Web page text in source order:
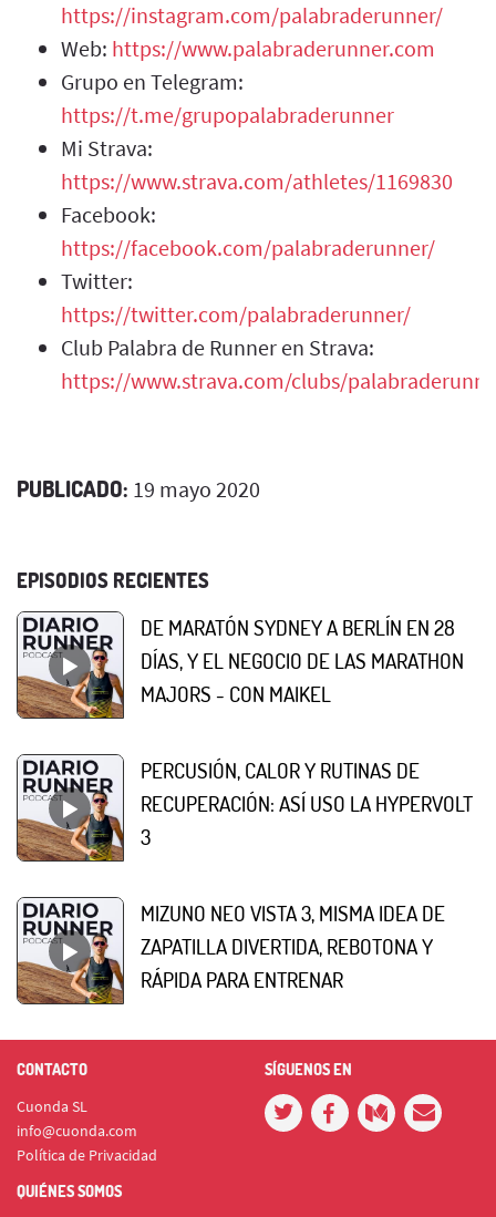
https://instagram.com/palabraderunner/
Web: https://www.palabraderunner.com
Grupo en Telegram:
https://t.me/grupopalabraderunner
Mi Strava:
https://www.strava.com/athletes/1169830
Facebook:
https://facebook.com/palabraderunner/
Twitter:
https://twitter.com/palabraderunner/
Club Palabra de Runner en Strava:
https://www.strava.com/clubs/
PUBLICADO: 19 mayo 2020
EPISODIOS RECIENTES
DE MARATÓN SYDNEY A BERLÍN EN 28
DÍAS, Y EL NEGOCIO DE LAS MARATHON
MAJORS - CON MAIKEL
PERCUSIÓN, CALOR Y RUTINAS DE
RECUPERACIÓN: ASÍ USO LA HYPERVOLT
3
MIZUNO NEO VISTA 3, MISMA IDEA DE
ZAPATILLA DIVERTIDA, REBOTONA Y
RÁPIDA PARA ENTRENAR
CONTACTO
Cuonda SL
info@cuonda.com
Política de Privacidad
SÍGUENOS EN
QUIÉNES SOMOS